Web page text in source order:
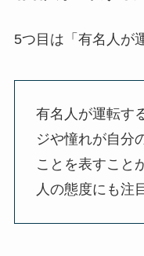
5つ目は「有名人が
有名人が運転す
ジや憧れが自分
ことを表すこと
人の態度にも注